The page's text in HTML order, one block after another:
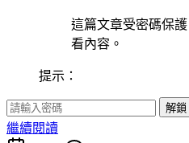
這篇文章受密碼保
看內容。
提示：
解鎖
繼續閱讀